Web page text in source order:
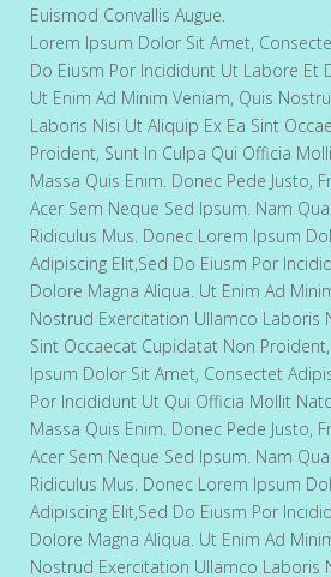
Euismod Convallis Augue.
Lorem Ipsum Dolor Sit Amet,
Do Eiusm Por Incididunt Ut Labore Et
Ut Enim Ad Minim Veniam, Quis
Laboris Nisi Ut Aliquip Ex Ea Sint
Proident, Sunt In Culpa Qui Officia
Massa Quis Enim. Donec Pede Justo,
Acer Sem Neque Sed Ipsum. Nam
Ridiculus Mus. Donec Lorem Ipsum
Adipiscing Elit,sed Do Eiusm Por
Dolore Magna Aliqua. Ut Enim Ad
Nostrud Exercitation Ullamco Laboris
Sint Occaecat Cupidatat Non
Ipsum Dolor Sit Amet, Consectet
Por Incididunt Ut Qui Officia Mollit
Massa Quis Enim. Donec Pede Justo,
Acer Sem Neque Sed Ipsum. Nam
Ridiculus Mus. Donec Lorem Ipsum
Adipiscing Elit,sed Do Eiusm Por
Dolore Magna Aliqua. Ut Enim Ad
Nostrud Exercitation Ullamco Laboris